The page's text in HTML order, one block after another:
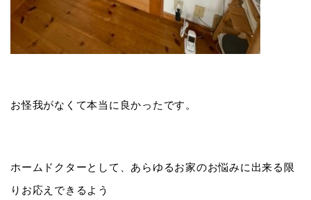
お怪我がなくて本当に良かったです。
ホームドクターとして、あらゆるお家のお悩みに出来る限
りお応えできるよう